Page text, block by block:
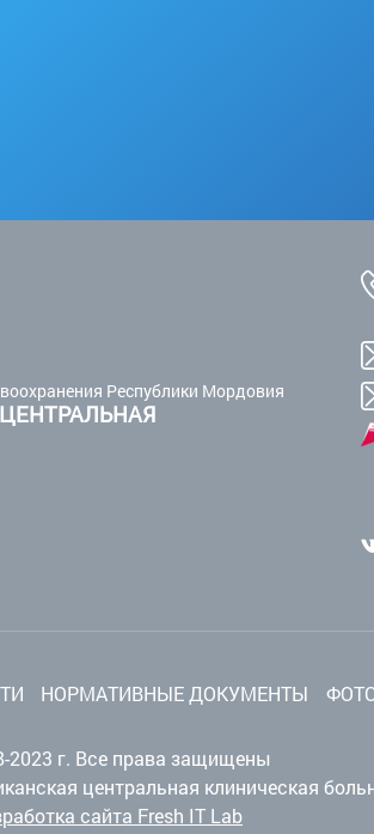
Республики Мордовия
НОРМАТИВНЫЕ ДОКУМЕНТЫ
2023 г. Все права защищены
центральная клиническая
сайта Fresh IT Lab